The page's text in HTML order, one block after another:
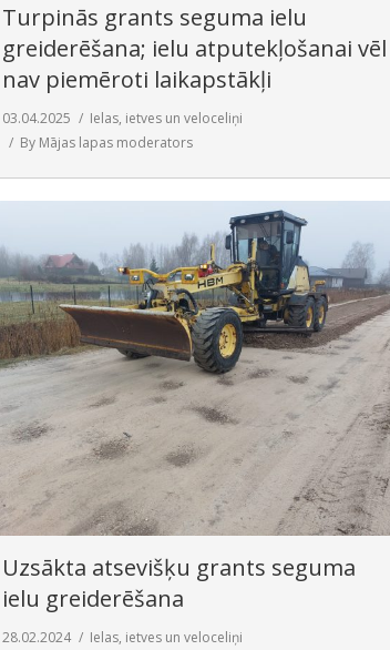
Turpinās grants seguma ielu
greiderēšana; ielu atputekļošanai vēl
nav piemēroti laikapstākļi
03.04.2025
Ielas, ietves un veloceliņi
By Mājas lapas moderators
Uzsākta atsevišķu grants seguma
ielu greiderēšana
28.02.2024
Ielas, ietves un veloceliņi